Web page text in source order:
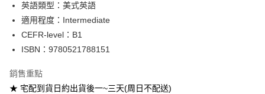
付款後全家取貨
7-11取貨付款
英語類型：美式英語
適用程度：Intermediate
CEFR-level：B1
ISBN：9780521788151
銷售重點
★ 宅配到貨日約出貨後一~三天(周日不配送)